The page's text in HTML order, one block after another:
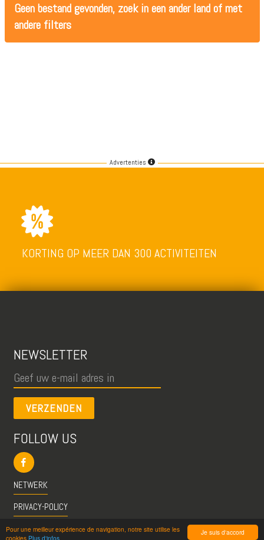
Je suis d'accord
Pour une meilleur expérience de navigation, notre site utilise les
cookies Plus d'infos
Geen bestand gevonden, zoek in een ander land of met
andere filters
Advertenties
KORTING OP MEER DAN 300 ACTIVITEITEN
NEWSLETTER
VERZENDEN
FOLLOW US
NETWERK
PRIVACY-POLICY
CGU